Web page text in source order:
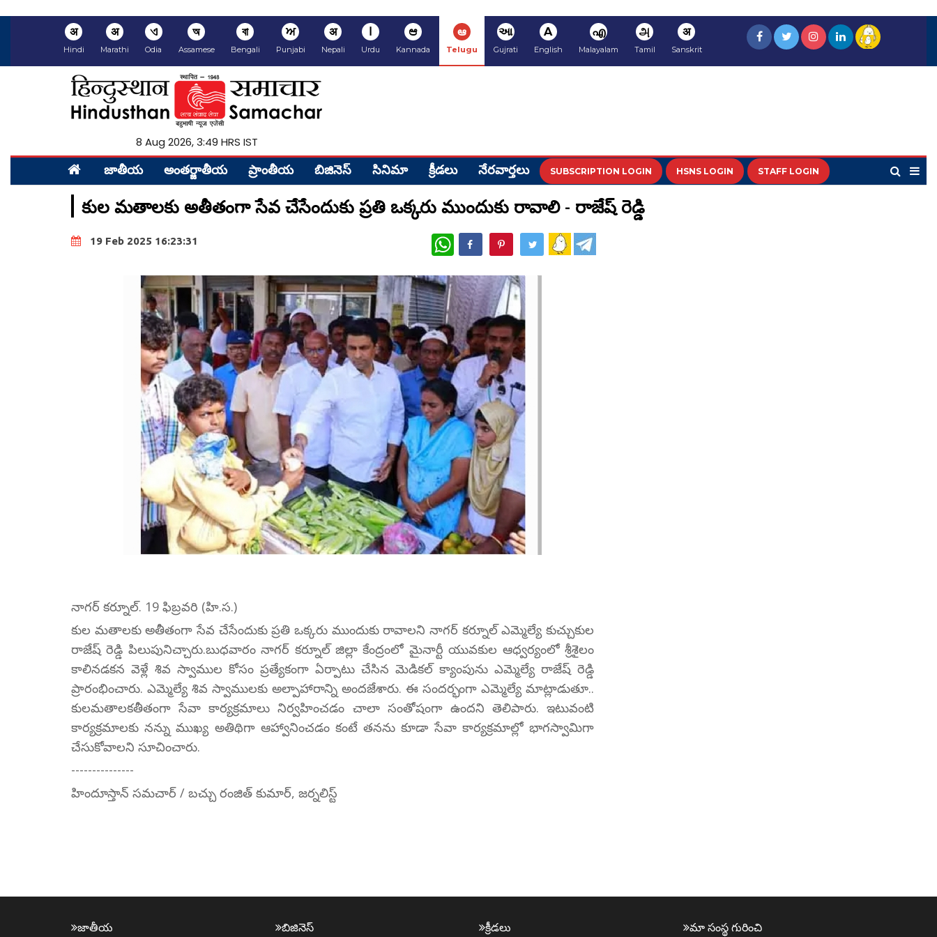
अ
Hindi
अ
Marathi
ଏ
Odia
অ
Assamese
বা
Bengali
ਅ
Punjabi
अ
Nepali
ا
Urdu
ಆ
Kannada
ఆ
Telugu
આ
Gujrati
A
English
എ
Malayalam
அ
Tamil
अ
Sanskrit
8 Aug 2026, 3:49 HRS IST
జాతీయ అంత‌ర్జాతీయ ప్రాంతీయ‌ బిజినెస్ సినిమా క్రీడ‌లు నేర‌వార్త‌లు SUBSCRIPTION LOGIN HSNS LOGIN STAFF LOGIN
కుల మతాలకు అతీతంగా సేవ చేసేందుకు ప్రతి ఒక్కరు ముందుకు రావాలి - రాజేష్ రెడ్డి
19 Feb 2025 16:23:31 WhatsApp
నాగర్ కర్నూల్. 19 ఫిబ్రవరి (హి.స.)
కుల మతాలకు అతీతంగా సేవ చేసేందుకు ప్రతి ఒక్కరు ముందుకు రావాలని నాగర్ కర్నూల్ ఎమ్మెల్యే కుచ్చుకుల
రాజేష్ రెడ్డి పిలుపునిచ్చారు.బుధవారం నాగర్ కర్నూల్ జిల్లా కేంద్రంలో మైనార్టీ యువకుల ఆధ్వర్యంలో శ్రీశైలం
కాలినడకన వెళ్లే శివ స్వాముల కోసం ప్రత్యేకంగా ఏర్పాటు చేసిన మెడికల్ క్యాంపును ఎమ్మెల్యే రాజేష్ రెడ్డి
ప్రారంభించారు. ఎమ్మెల్యే శివ స్వాములకు అల్పాహారాన్ని అందజేశారు. ఈ సందర్భంగా ఎమ్మెల్యే మాట్లాడుతూ..
కులమతాలకతీతంగా సేవా కార్యక్రమాలు నిర్వహించడం చాలా సంతోషంగా ఉందని తెలిపారు. ఇటువంటి
కార్యక్రమాలకు నన్ను ముఖ్య అతిథిగా ఆహ్వానించడం కంటే తనను కూడా సేవా కార్యక్రమాల్లో భాగస్వామిగా
చేసుకోవాలని సూచించారు.
---------------
హిందూస్తాన్ సమచార్ / బచ్చు రంజిత్ కుమార్, జర్నలిస్ట్
జాతీయ బిజినెస్ క్రీడ‌లు మా సంస్థ గురించి